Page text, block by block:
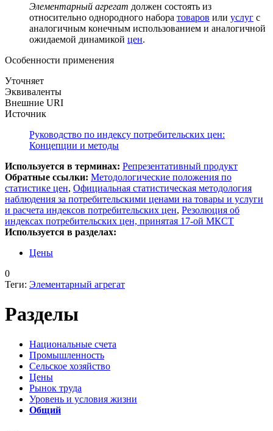
Элементарный агрегат должен состоять из
относительно однородного набора товаров или услуг с
аналогичным конечным использованием и аналогичной
ожидаемой динамикой цен.
Особенности применения
Уточняет
Эквиваленты
Внешние URI
Источник
Руководство по индексу потребительских цен:
Концепции и методы
Используется в терминах: Репрезентативный продукт
Обратные ссылки: Методологические положения по
статистике цен, Официальная статистическая методология
наблюдения за потребительскими ценами на товары и услуги
и расчета индексов потребительских цен, Резолюция об
индексах потребительских цен, принятая 17-ой МКСТ
Используется в разделах:
Цены
0
Теги: Элементарный агрегат
Разделы
Национальные счета
Промышленность
Сельское хозяйство
Цены
Рынок труда
Уровень и условия жизни
Общий